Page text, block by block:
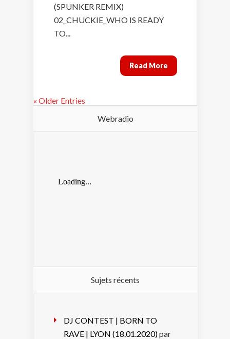
(SPUNKER REMIX)
02_CHUCKIE_WHO IS READY
TO...
Read More
« Older Entries
Webradio
Sujets récents
DJ CONTEST | BORN TO
RAVE | LYON (18.01.2020)par